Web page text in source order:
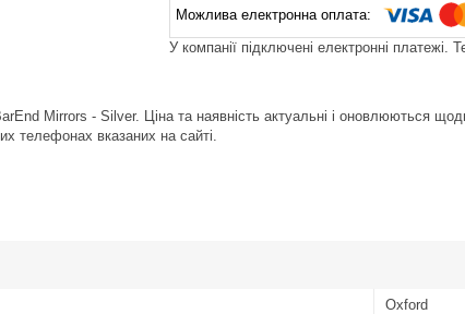
У компанії підключені електронні
Mirrors - Silver. Ціна та наявність актуальні і оновлюються
телефонах вказаних на сайті.
Oxford